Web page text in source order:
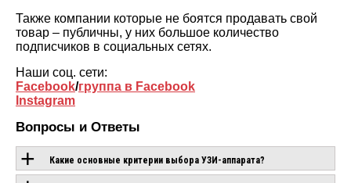
Также компании которые не боятся продавать свой
товар – публичны, у них большое количество
подписчиков в социальных сетях.
Наши соц. сети:
Facebook/группа в Facebook
Instagram
Вопросы и Ответы
Какие основные критерии выбора УЗИ-аппарата?